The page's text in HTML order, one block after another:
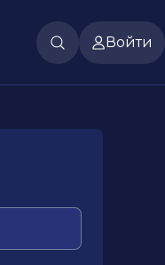
Войти